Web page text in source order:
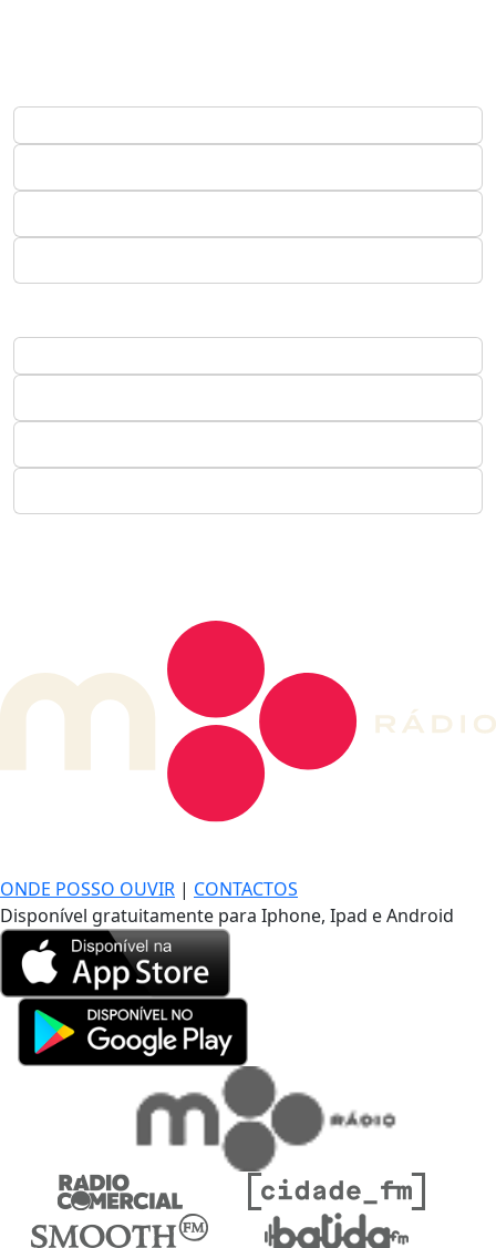
ONDE POSSO OUVIR | CONTACTOS
Disponível gratuitamente para Iphone, Ipad e Android